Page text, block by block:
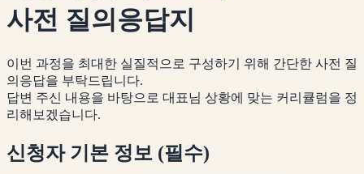
사전 질의응답지
이번 과정을 최대한 실질적으로 구성하기 위해 간단한 사전 질
의응답을 부탁드립니다.
답변 주신 내용을 바탕으로 대표님 상황에 맞는 커리큘럼을 정
리해보겠습니다.
신청자 기본 정보 (필수)